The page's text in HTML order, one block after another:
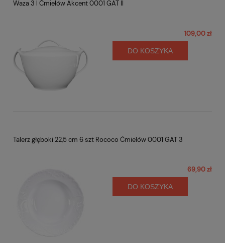
Waza 3 l Ćmielów Akcent 0001 GAT II
109,00 zł
DO KOSZYKA
Talerz głęboki 22,5 cm 6 szt Rococo Ćmielów 0001 GAT 3
69,90 zł
DO KOSZYKA